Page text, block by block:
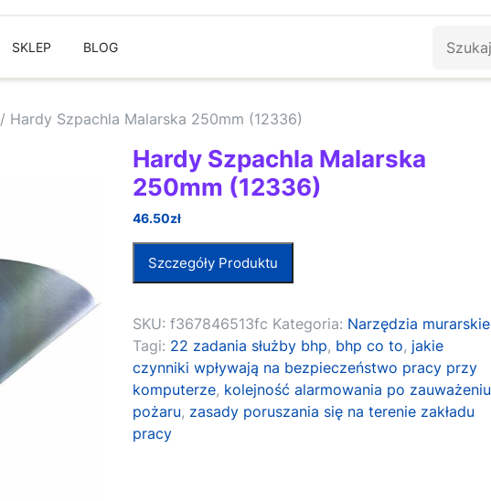
SKLEP BLOG
/ Hardy Szpachla Malarska 250mm (12336)
Hardy Szpachla Malarska
250mm (12336)
46.50zł
Szczegóły Produktu
SKU:f367846513fc Kategoria: Narzędzia murarskie
Tagi: 22 zadania służby bhp, bhp co to, jakie
czynniki wpływają na bezpieczeństwo pracy przy
komputerze, kolejność alarmowania po zauważeniu
pożaru, zasady poruszania się na terenie zakładu
pracy